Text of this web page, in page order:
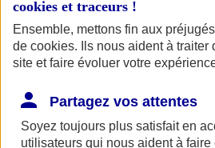
cookies et traceurs !
Ensemble, mettons fin aux
de cookies. Ils nous aident à
site et faire évoluer votre
Partagez vos attentes
Soyez toujours plus satisfait en
utilisateurs qui nous aident à